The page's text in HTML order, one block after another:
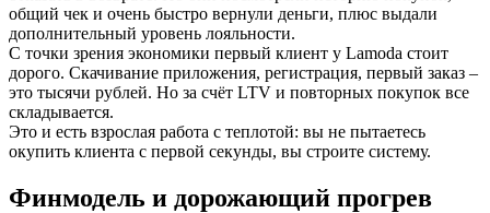
общий чек и очень быстро вернули деньги, плюс выдали
дополнительный уровень лояльности.
С точки зрения экономики первый клиент у Lamoda стоит
дорого. Скачивание приложения, регистрация, первый заказ –
это тысячи рублей. Но за счёт LTV и повторных покупок все
складывается.
Это и есть взрослая работа с теплотой: вы не пытаетесь
окупить клиента с первой секунды, вы строите систему.
Финмодель и дорожающий прогрев